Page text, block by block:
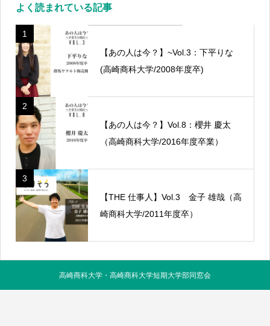
よく読まれている記事
1
【あの人は今？】~Vol.3：下平りな
(高崎商科大学/2008年度卒)
2
【あの人は今？】Vol.8：櫻井 慶太
（高崎商科大学/2016年度卒業）
3
【THE 仕事人】Vol.3 金子 雄哉（高
崎商科大学/2011年度卒）
高崎商科大学・高崎商科大学短期大学部同窓会